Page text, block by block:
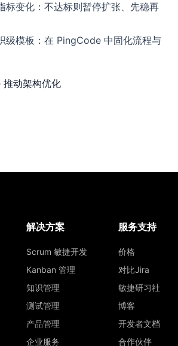
标变化：不达标则暂停扩张、先稳再
级模板：在 PingCode 中固化流程与
动架构优化
解决方案
Scrum 敏捷开发
Kanban 管理
知识管理
测试管理
产品管理
企业服务
服务支持
价格
对比Jira
敏捷研习社
博客
开发者文档
合作伙伴